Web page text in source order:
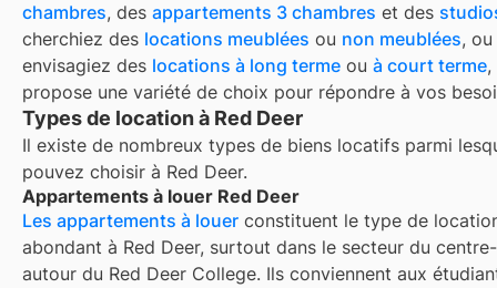
chambres, des appartements 3 chambres et des
cherchiez des locations meublées ou non meublées,
envisagiez des locations à long terme ou à court terme,
propose une variété de choix pour répondre à vos
Types de location à Red Deer
Il existe de nombreux types de biens locatifs parmi
pouvez choisir à Red Deer.
Appartements à louer Red Deer
Les appartements à louer constituent le type de
abondant à Red Deer, surtout dans le secteur du
autour du Red Deer College. Ils conviennent aux